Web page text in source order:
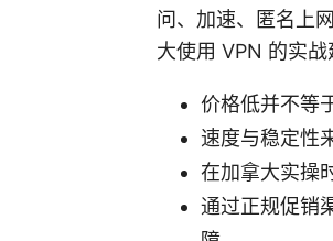
问、加速、匿名上
大使用 VPN 的实战
价格低并不等
速度与稳定性
在加拿大实操
通过正规促销